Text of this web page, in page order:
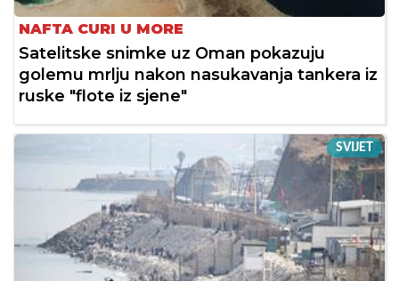
NAFTA CURI U MORE
Satelitske snimke uz Oman pokazuju
golemu mrlju nakon nasukavanja tankera iz
ruske "flote iz sjene"
SVIJET